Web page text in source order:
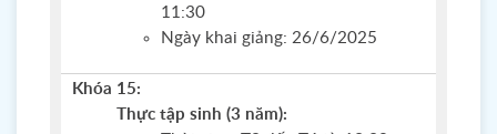
11:30
Ngày khai giảng: 26/6/2025
Khóa 15:
Thực tập sinh (3 năm):